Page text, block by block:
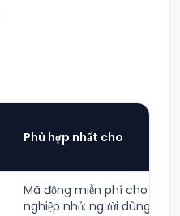
Phù hợp nhất cho
Mã động miễn phí cho
nghiệp nhỏ; người dùng